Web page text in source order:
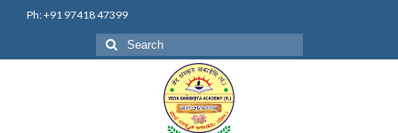
Ph: +91 97418 47399
Search
for: